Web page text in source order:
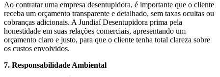
Ao contratar uma empresa desentupidora, é importante que o cliente
receba um orçamento transparente e detalhado, sem taxas ocultas ou
cobranças adicionais. A Jundiaí Desentupidora prima pela
honestidade em suas relações comerciais, apresentando um
orçamento claro e justo, para que o cliente tenha total clareza sobre
os custos envolvidos.
7. Responsabilidade Ambiental